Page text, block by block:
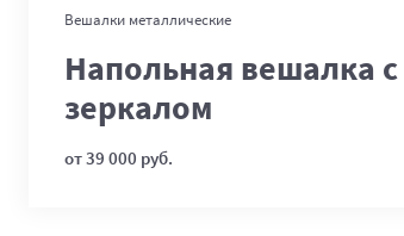
Вешалки металлические
Напольная вешалка с
зеркалом
от 39 000 руб.